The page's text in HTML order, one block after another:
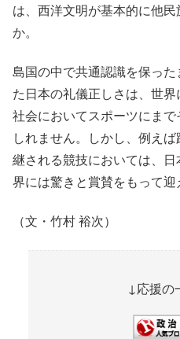
は、西洋文明が基本的に他
か。
島国の中で共通認識を保っ
た日本の礼儀正しさは、世
社会においてスポーツにま
しれません。しかし、例え
継される競技においては、
界には驚きと賞賛をもって迎
（文・竹村 裕次）
↓応援の